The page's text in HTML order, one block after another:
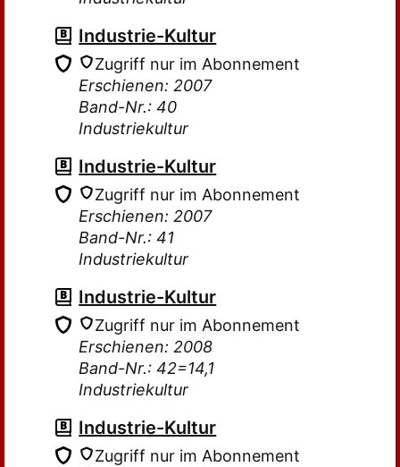
Industrie-Kultur
Zugriff nur im Abonnement
Erschienen: 2007
Band-Nr.: 40
Industriekultur
Industrie-Kultur
Zugriff nur im Abonnement
Erschienen: 2007
Band-Nr.: 41
Industriekultur
Industrie-Kultur
Zugriff nur im Abonnement
Erschienen: 2008
Band-Nr.: 42=14,1
Industriekultur
Industrie-Kultur
Zugriff nur im Abonnement